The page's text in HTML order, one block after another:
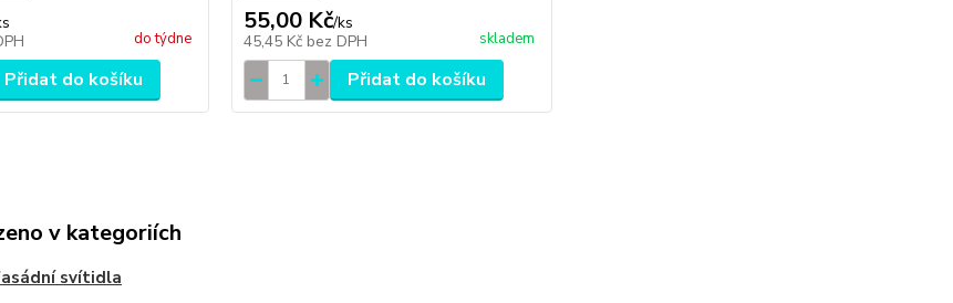
do týdne
Přidat do košíku
55,00 Kč/ks
45,45 Kč bez DPH skladem
Přidat do košíku
v kategoriích
svítidla